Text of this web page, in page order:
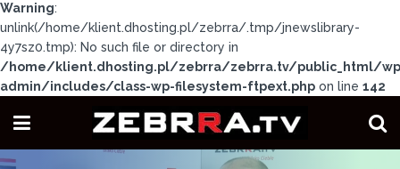
Warning:
unlink(/home/klient.dhosting.pl/zebrra/.tmp/jnewslibrary-
4y7sz0.tmp): No such file or directory in
/home/klient.dhosting.pl/zebrra/zebrra.tv/public_html/
admin/includes/class-wp-filesystem-ftpext.php on line 142